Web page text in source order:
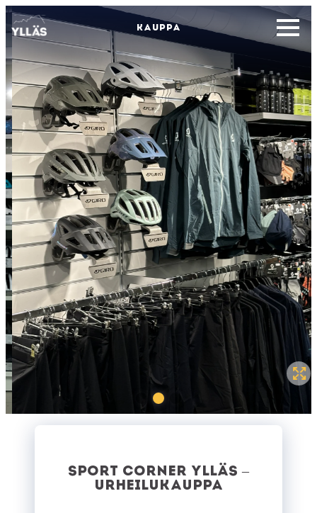
KAUPPA
SPORT CORNER YLLÄS –
URHEILUKAUPPA